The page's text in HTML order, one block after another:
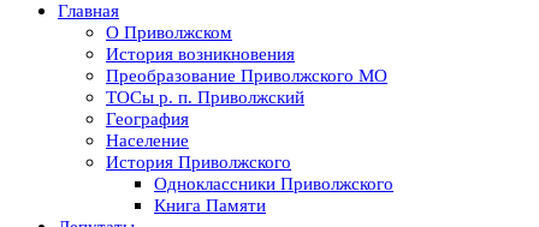
Главная
О Приволжском
История возникновения
Преобразование Приволжского МО
ТОСы р. п. Приволжский
География
Население
История Приволжского
Одноклассники Приволжского
Книга Памяти